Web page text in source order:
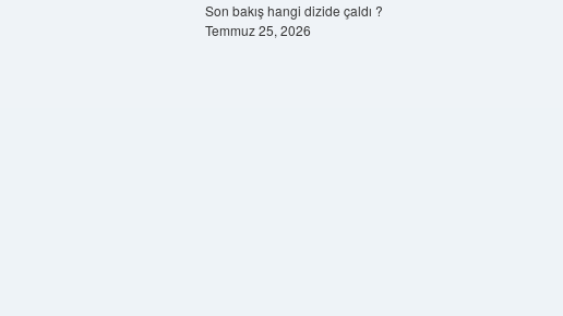
Son bakış hangi dizide çaldı ?
Temmuz 25, 2026